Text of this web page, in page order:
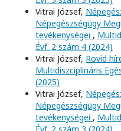
Vitrai József,
Népegészségügy
tevékenységei ,
Évf. 2 szám 4 (2024)
Vitrai József, Rövid
Multidiszciplináris
(2025)
Vitrai József,
Népegészségügy
tevékenységei ,